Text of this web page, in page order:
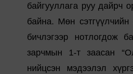
байгууллага руу дайрч
байна. Мөн
бичлэгээр нотлогдож
зарчмын 1-т заасан
нийцсэн мэдээлэл